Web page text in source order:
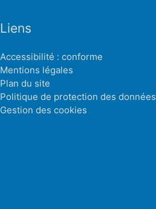
Liens
Accessibilité : conforme
Mentions légales
Plan du site
Politique de protection des données
Gestion des cookies